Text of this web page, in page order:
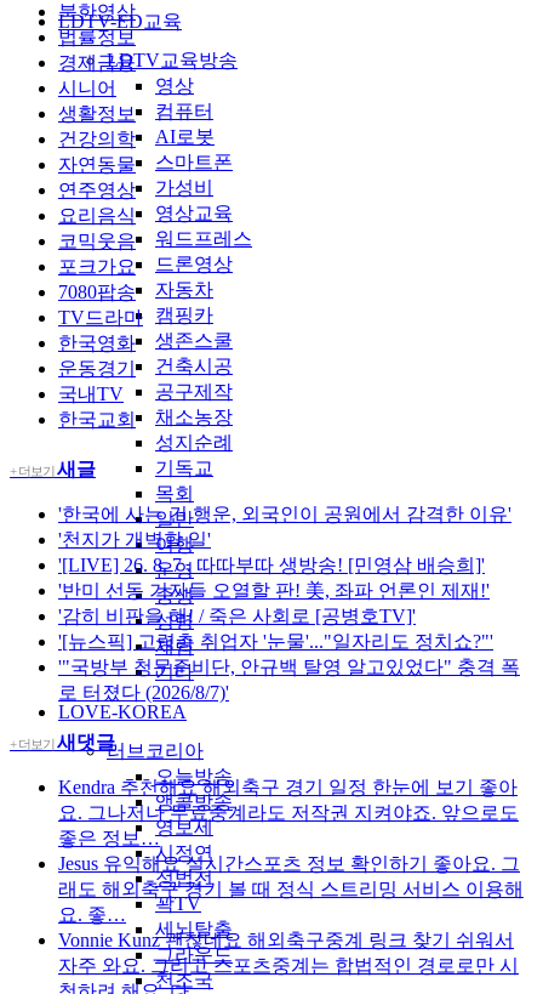
LDTV-ED교육
LDTV교육방송
영상
컴퓨터
AI로봇
스마트폰
가성비
영상교육
워드프레스
드론영상
자동차
캠핑카
생존스쿨
건축시공
공구제작
채소농장
성지순례
기독교
목회
일반
여행
운영
중생
성령
재림
기타
LOVE-KOREA
러브코리아
오늘방송
앵콜방송
영보세
시정연
정법전
꽉TV
세뇌탈출
그라운드
천조국
북한영상
법률정보
경제금융
시니어
생활정보
건강의학
자연동물
연주영상
요리음식
코믹웃음
포크가요
7080팝송
TV드라마
한국영화
운동경기
국내TV
한국교회
+ 더보기새글
'한국에 사는 건 행운, 외국인이 공원에서 감격한 이유'
'천지가 개벽할 일'
'[LIVE] 26. 8. 7 . 따따부따 생방송! [민영삼 배승희]'
'반미 선동 기자들 오열할 판! 美, 좌파 언론인 제재!'
'감히 비판을 해! / 죽은 사회로 [공병호TV]'
'[뉴스픽] 고령층 취업자 '눈물'..."일자리도 정치쇼?"'
'"국방부 청문준비단, 안규백 탈영 알고있었다" 충격 폭
로 터졌다 (2026/8/7)'
+ 더보기새댓글
Kendra 추천해요 해외축구 경기 일정 한눈에 보기 좋아
요. 그나저나 무료중계라도 저작권 지켜야죠. 앞으로도
좋은 정보…
Jesus 유익해요 실시간스포츠 정보 확인하기 좋아요. 그
래도 해외축구 경기 볼 때 정식 스트리밍 서비스 이용해
요. 좋…
Vonnie Kunz괜찮네요 해외축구중계 링크 찾기 쉬워서
자주 와요. 그리고 스포츠중계는 합법적인 경로로만 시